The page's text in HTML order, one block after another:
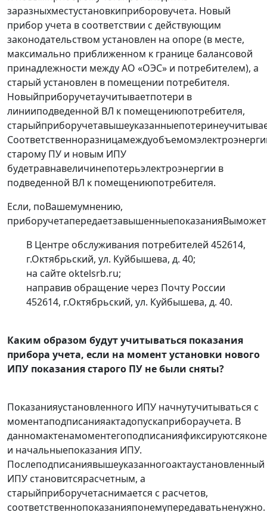
заразныхместустановкиприборовучета. Новый
прибор учета в соответствии с действующим
законодательством установлен на опоре (в месте,
максимально приближенном к границе балансовой
принадлежности между АО «ОЭС» и потребителем), а
старый установлен в помещении потребителя.
Новыйприборучетаучитываетпотери в
линииподведенной ВЛ к помещениюпотребителя,
старому ПУ и новым ИПУ
будетравнавеличинепотерьэлектроэнергии в
подведенной ВЛ к помещениюпотребителя.
Если, поВашемумнению,
В Центре обслуживания потребителей 452614,
г.Октябрьский, ул. Куйбышева, д. 40;
на сайте oktelsrb.ru;
направив обращение через Почту России
452614, г.Октябрьский, ул. Куйбышева, д. 40.
Каким образом будут учитываться показания
прибора учета, если на момент установки нового
ИПУ показания старого ПУ не были сняты?
Показанияустановленного ИПУ начнутучитываться с
моментаподписанияактадопускаприбораучета. В
и начальныепоказания ИПУ.
Послеподписаниявышеуказанногоактаустановленный
ИПУ становитсярасчетным, а
старыйприборучетаснимается с расчетов,
соответственнопоказанияпонемупередаватьненужно.